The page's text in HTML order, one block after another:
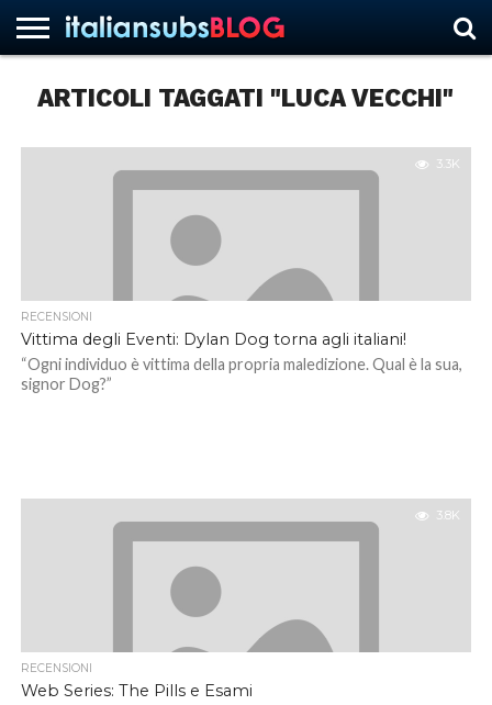
NEWS
ASCOLTI
RECENSIONI
INTERVISTE
CURIOSITÀ
CHI
CONTATTACI
FORUM
ITALIANSUBS
ARTICOLI TAGGATI "LUCA VECCHI"
3.3K
RECENSIONI
Vittima degli Eventi: Dylan Dog torna agli italiani!
“Ogni individuo è vittima della propria maledizione. Qual è la sua,
signor Dog?”
3.8K
RECENSIONI
Web Series: The Pills e Esami